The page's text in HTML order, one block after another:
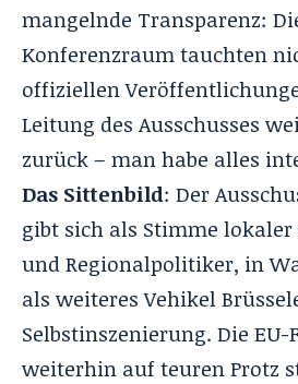
mangelnde Transparenz:
Konferenzraum tauchten
offiziellen
Leitung des Ausschusses
zurück – man habe alles
Das Sittenbild: Der
gibt sich als Stimme
und Regionalpolitiker, in
als weiteres Vehikel
Selbstinszenierung. Die
weiterhin auf teuren Protz